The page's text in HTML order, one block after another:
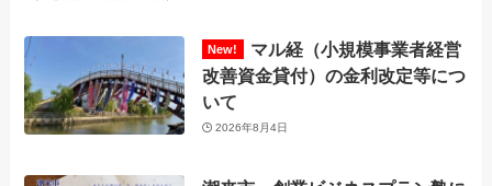
マル経（小規模事業者経営
改善資金貸付）の金利改定等につ
いて
2026年8月4日